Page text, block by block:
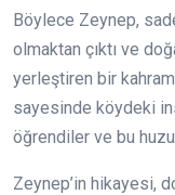
Böylece Zeynep,
olmaktan çıktı ve
yerleştiren bir
sayesinde köydeki
öğrendiler ve bu
Zeynep’in hikayesi,